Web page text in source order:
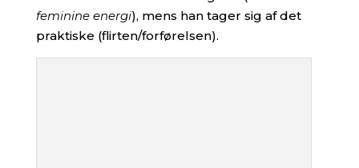
feminine energi), mens han tager sig af det
praktiske (flirten/forførelsen).